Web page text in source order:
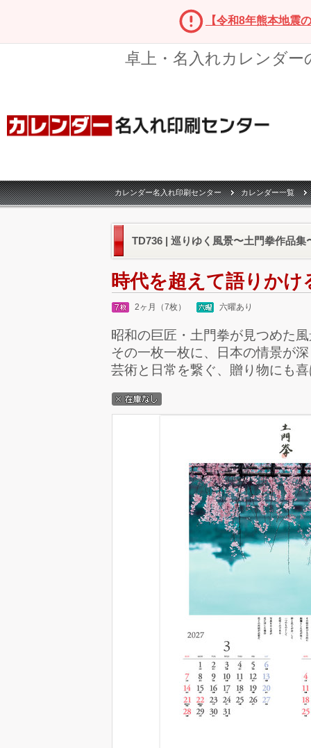
【令和8年熊本地震
卓上・名入れカレンダ
カレンダー名入れ印刷センター カレンダー一覧
TD736 | 巡りゆく風景〜土門拳作品集
時代を超えて語りかけ
2ヶ月（7枚） 六曜あり
昭和の巨匠・土門拳が見つめた
その一枚一枚に、日本の情景が
芸術と日常を繋ぐ、贈り物にも